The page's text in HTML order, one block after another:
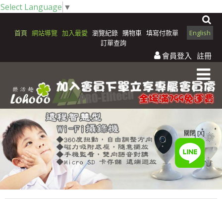
Select Language ▼
首頁 網站導覽 加入最愛 English
瀏覽紀錄 購物車 填寫付款單
訂單查詢
會員登入 註冊
關閉 [X]